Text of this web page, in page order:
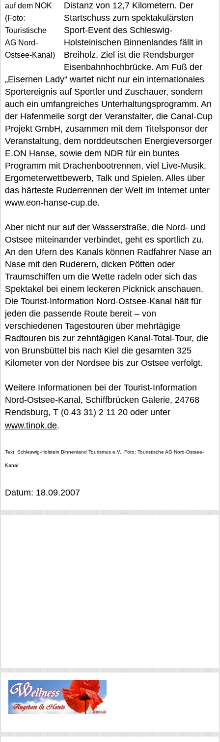
auf dem NOK
(Foto:
Touristische
AG Nord-
Ostsee-Kanal)
Distanz von 12,7 Kilometern. Der
Startschuss zum spektakulärsten
Sport-Event des Schleswig-
Holsteinischen Binnenlandes fällt in
Breiholz, Ziel ist die Rendsburger
Eisenbahnhochbrücke. Am Fuß der
„Eisernen Lady“ wartet nicht nur ein internationales
Sportereignis auf Sportler und Zuschauer, sondern
auch ein umfangreiches Unterhaltungsprogramm. An
der Hafenmeile sorgt der Veranstalter, die Canal-Cup
Projekt GmbH, zusammen mit dem Titelsponsor der
Veranstaltung, dem norddeutschen Energieversorger
E.ON Hanse, sowie dem NDR für ein buntes
Programm mit Drachenbootrennen, viel Live-Musik,
Ergometerwettbewerb, Talk und Spielen. Alles über
das härteste Ruderrennen der Welt im Internet unter
www.eon-hanse-cup.de.
Aber nicht nur auf der Wasserstraße, die Nord- und
Ostsee miteinander verbindet, geht es sportlich zu.
An den Ufern des Kanals können Radfahrer Nase an
Nase mit den Ruderern, dicken Pötten oder
Traumschiffen um die Wette radeln oder sich das
Spektakel bei einem leckeren Picknick anschauen.
Die Tourist-Information Nord-Ostsee-Kanal hält für
jeden die passende Route bereit – von
verschiedenen Tagestouren über mehrtägige
Radtouren bis zur zehntägigen Kanal-Total-Tour, die
von Brunsbüttel bis nach Kiel die gesamten 325
Kilometer von der Nordsee bis zur Ostsee verfolgt.
Weitere Informationen bei der Tourist-Information
Nord-Ostsee-Kanal, Schiffbrücken Galerie, 24768
Rendsburg, T (0 43 31) 2 11 20 oder unter
www.tinok.de.
Text: Schleswig-Holstein Binnenland Tourismus e.V., Foto: Touristische AG Nord-Ostsee-
Kanal
Datum: 18.09.2007